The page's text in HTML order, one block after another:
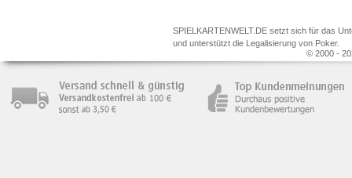
SPIELKARTENWELT.DE setzt sich für das
und unterstützt die Legalisierung von Poker.
© 2000 -